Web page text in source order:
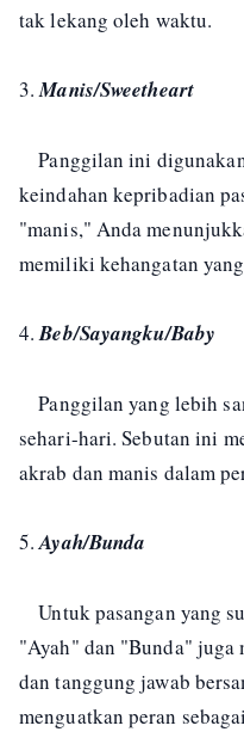
tak lekang oleh waktu.
3.Manis/Sweetheart
Panggilan ini
keindahan kepribadian
"manis," Anda
memiliki kehangatan
4.Beb/Sayangku/Baby
Panggilan yang lebih
sehari-hari. Sebutan ini
akrab dan manis dalam
5.Ayah/Bunda
Untuk pasangan yang
"Ayah" dan "Bunda" juga
dan tanggung jawab
menguatkan peran